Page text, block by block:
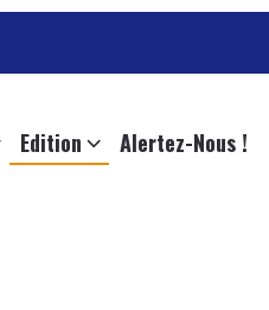
Edition Alertez-Nous !